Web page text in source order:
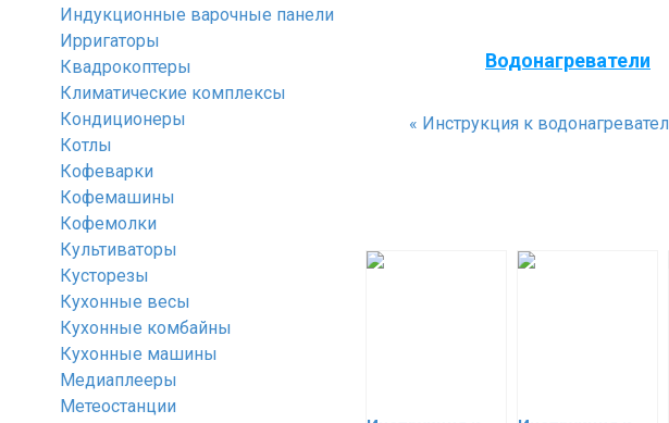
Водонагреватели
« Инструкция к
Индукционные варочные панели
Ирригаторы
Квадрокоптеры
Климатические комплексы
Кондиционеры
Котлы
Кофеварки
Кофемашины
Кофемолки
Культиваторы
Кусторезы
Кухонные весы
Кухонные комбайны
Кухонные машины
Медиаплееры
Метеостанции